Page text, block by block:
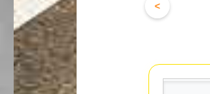
>